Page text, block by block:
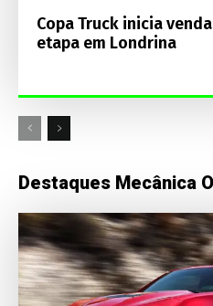
Copa Truck inicia
etapa em Londrina
Destaques Mecânica